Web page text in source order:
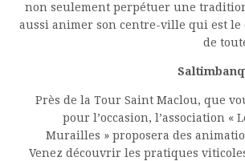
non seulement perpétuer une
aussi animer son centre-ville qui est le
de
Près de la Tour Saint Maclou, que
pour l’occasion, l’association «
Murailles » proposera des
Venez découvrir les pratiques